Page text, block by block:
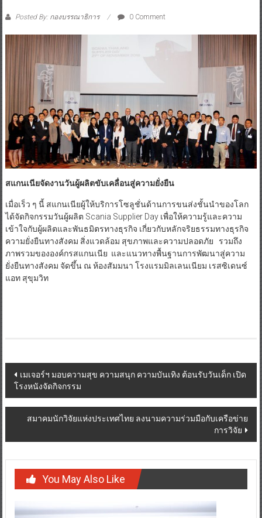
Posted By: กองบรรณาธิการ 0 Comment
สแกนเนียจัดงานวันผู้ผลิตขับเคลื่อนสู่ความยั่งยืน
เมื่อเร็ว ๆ นี้ สแกนเนียผู้ให้บริการโซลูชั่นด้านการขนส่งชั้นนำของโลก
ได้จัดกิจกรรมวันผู้ผลิต Scania Supplier Day เพื่อให้ความรู้และความ
เข้าใจกับผู้ผลิตและพันธมิตรทางธุรกิจ เกี่ยวกับหลักจริยธรรมทางธุรกิจ
ความยั่งยืนทางสังคม สิ่งแวดล้อม สุขภาพและความปลอดภัย รวมถึง
ภาพรวมขององค์กรสแกนเนีย และแนวทางพื้นฐานการพัฒนาสู่ความ
ยั่งยืนทางสังคม จัดขึ้น ณ ห้องสัมมนา โรงแรมมิลเลนเนียม เรสซิเดนซ์
แอท สุขุมวิท
Post
navigation
เมเจอร์ฯ มอบความสุข ความสนุก ความบันเทิง ต้อนรับวันเด็ก เปิด
โรงหนังจัดกิจกรรม
สมาคมนักวิจัยแห่งประเทศไทย ลงนามความร่วมมือกับเครือข่าย
การวิจัย
You May Also Like